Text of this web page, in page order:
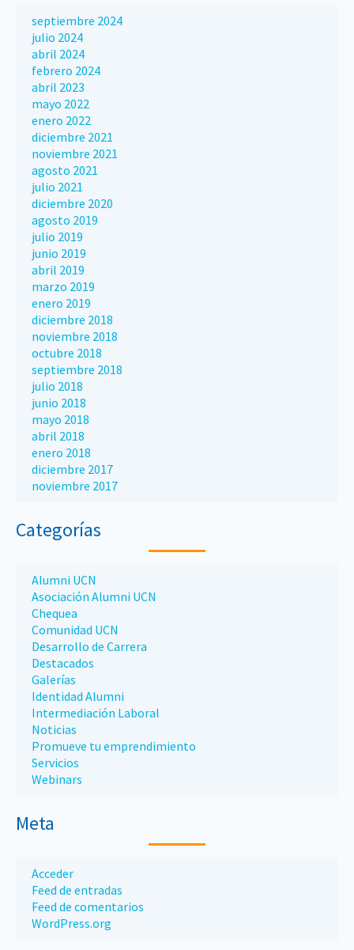
septiembre 2024
julio 2024
abril 2024
febrero 2024
abril 2023
mayo 2022
enero 2022
diciembre 2021
noviembre 2021
agosto 2021
julio 2021
diciembre 2020
agosto 2019
julio 2019
junio 2019
abril 2019
marzo 2019
enero 2019
diciembre 2018
noviembre 2018
octubre 2018
septiembre 2018
julio 2018
junio 2018
mayo 2018
abril 2018
enero 2018
diciembre 2017
noviembre 2017
Categorías
Alumni UCN
Asociación Alumni UCN
Chequea
Comunidad UCN
Desarrollo de Carrera
Destacados
Galerías
Identidad Alumni
Intermediación Laboral
Noticias
Promueve tu emprendimiento
Servicios
Webinars
Meta
Acceder
Feed de entradas
Feed de comentarios
WordPress.org